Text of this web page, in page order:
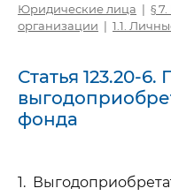
Юридические лица | §
организации | 1.1.
Статья 123.20-6.
фонда
1.